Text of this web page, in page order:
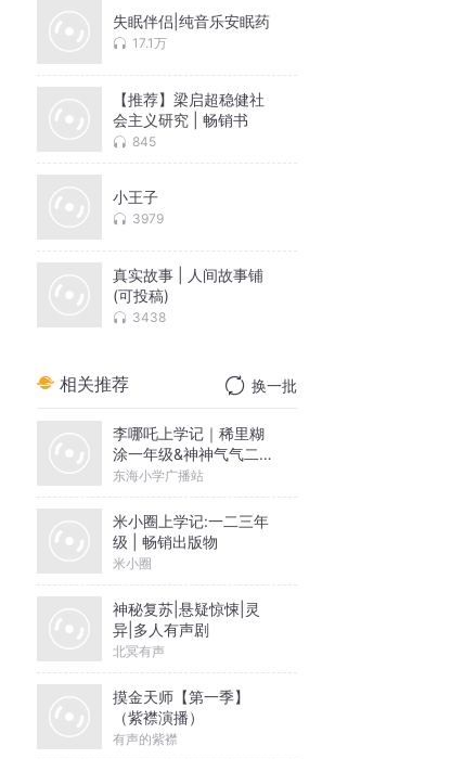
失眠伴侣|纯音乐安眠药
17.1万
【推荐】梁启超稳健社
会主义研究 | 畅销书
845
小王子
3979
真实故事 | 人间故事铺
(可投稿)
3438
相关推荐 换一批
李哪吒上学记｜稀里糊
涂一年级&神神气气二年
级
东海小学广播站
米小圈上学记:一二三年
级 | 畅销出版物
米小圈
神秘复苏|悬疑惊悚|灵
异|多人有声剧
北冥有声
摸金天师【第一季】
（紫襟演播）
有声的紫襟